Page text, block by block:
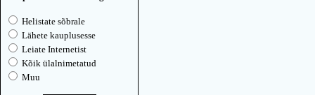
Helistate sõbrale
Lähete kauplusesse
Leiate Internetist
Kõik ülalnimetatud
Muu